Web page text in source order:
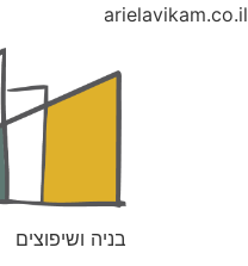
arielavikam.co.il
בניה ושיפוצים